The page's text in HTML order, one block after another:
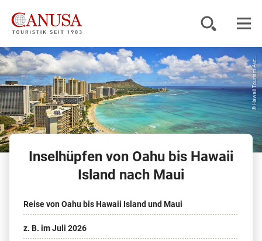
Reiseziele
Reisearten
Inspiration
Service
KUNDENPORTAL
© Hawaii Tourism Aut...
Inselhüpfen von Oahu bis Hawaii
Island nach Maui
Reise von Oahu bis Hawaii Island und Maui
z. B. im Juli 2026